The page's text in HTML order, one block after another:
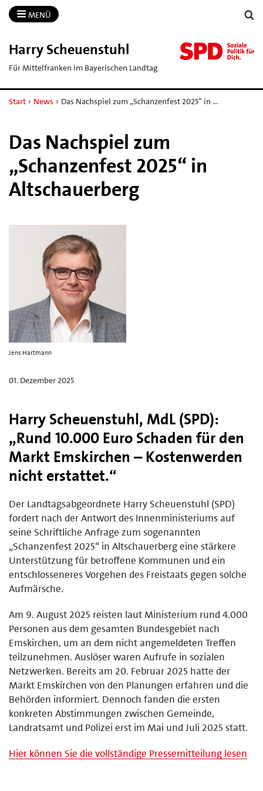
MENÜ
Harry Scheuenstuhl
Für Mittelfranken im Bayerischen Landtag
Start › News › Das Nachspiel zum „Schanzenfest 2025“ in …
Das Nachspiel zum
„Schanzenfest 2025“ in
Altschauerberg
Jens Hartmann
01. Dezember 2025
Harry Scheuenstuhl, MdL (SPD):
„Rund 10.000 Euro Schaden für den
Markt Emskirchen – Kostenwerden
nicht erstattet.“
Der Landtagsabgeordnete Harry Scheuenstuhl (SPD)
fordert nach der Antwort des Innenministeriums auf
seine Schriftliche Anfrage zum sogenannten
„Schanzenfest 2025“ in Altschauerberg eine stärkere
Unterstützung für betroffene Kommunen und ein
entschlosseneres Vorgehen des Freistaats gegen solche
Aufmärsche.
Am 9. August 2025 reisten laut Ministerium rund 4.000
Personen aus dem gesamten Bundesgebiet nach
Emskirchen, um an dem nicht angemeldeten Treffen
teilzunehmen. Auslöser waren Aufrufe in sozialen
Netzwerken. Bereits am 20. Februar 2025 hatte der
Markt Emskirchen von den Planungen erfahren und die
Behörden informiert. Dennoch fanden die ersten
konkreten Abstimmungen zwischen Gemeinde,
Landratsamt und Polizei erst im Mai und Juli 2025 statt.
Hier können Sie die vollständige Pressemitteilung lesen